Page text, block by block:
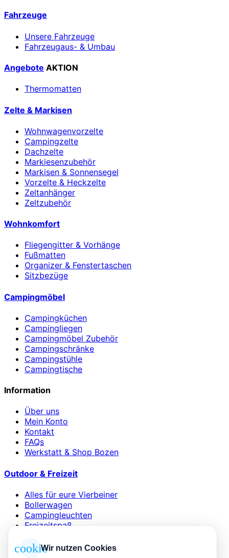
Fahrzeuge
Unsere Fahrzeuge
Fahrzeugaus- & Umbau
Angebote AKTION
Thermomatten
Zelte & Markisen
Wohnwagenvorzelte
Campingzelte
Dachzelte
Markiesenzubehör
Markisen & Sonnensegel
Vorzelte & Heckzelte
Zeltanhänger
Zeltzubehör
Wohnkomfort
Fliegengitter & Vorhänge
Fußmatten
Organizer & Fenstertaschen
Sitzbezüge
Campingmöbel
Campingküchen
Campingliegen
Campingmöbel Zubehör
Campingschränke
Campingstühle
Campingtische
Information
Über uns
Mein Konto
Kontakt
FAQs
Werkstatt & Shop Bozen
Outdoor & Freizeit
Alles für eure Vierbeiner
Bollerwagen
Campingleuchten
Freizeitspaß
Wind- & Sonnenschutz
cookieWir nutzen Cookies